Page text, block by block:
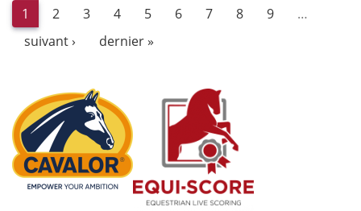
1 2 3 4 5 6 7 8 9
…
suivant ›
dernier »